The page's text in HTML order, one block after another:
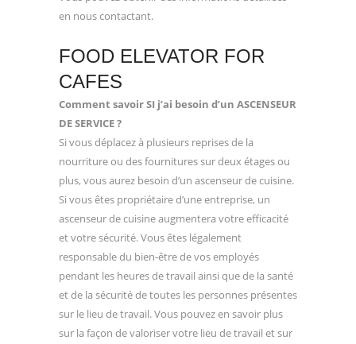
en nous contactant.
FOOD ELEVATOR FOR
CAFES
Comment savoir SI j’ai besoin d’un ASCENSEUR
DE SERVICE ?
Si vous déplacez à plusieurs reprises de la
nourriture ou des fournitures sur deux étages ou
plus, vous aurez besoin d’un ascenseur de cuisine.
Si vous êtes propriétaire d’une entreprise, un
ascenseur de cuisine augmentera votre efficacité
et votre sécurité. Vous êtes légalement
responsable du bien-être de vos employés
pendant les heures de travail ainsi que de la santé
et de la sécurité de toutes les personnes présentes
sur le lieu de travail. Vous pouvez en savoir plus
sur la façon de valoriser votre lieu de travail et sur